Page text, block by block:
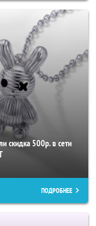
скидка 500р. в сети
ПОДРОБНЕЕ